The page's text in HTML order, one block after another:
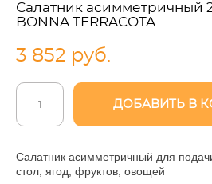
Салатник асимметричный
BONNA TERRACOTA
3 852 pуб.
ДОБАВИТЬ В
Салатник асимметричный для
стол, ягод, фруктов, овощей